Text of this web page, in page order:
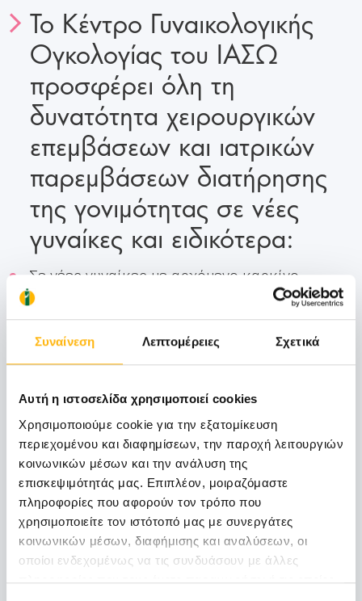
Συναίνεση Λεπτομέρειες Σχετικά
Αυτή η ιστοσελίδα χρησιμοποιεί cookies
Χρησιμοποιούμε cookie για την εξατομίκευση
περιεχομένου και διαφημίσεων, την παροχή λειτουργιών
κοινωνικών μέσων και την ανάλυση της
επισκεψιμότητάς μας. Επιπλέον, μοιραζόμαστε
πληροφορίες που αφορούν τον τρόπο που
χρησιμοποιείτε τον ιστότοπό μας με συνεργάτες
κοινωνικών μέσων, διαφήμισης και αναλύσεων, οι
οποίοι ενδεχομένως να τις συνδυάσουν με άλλες
πληροφορίες που τους έχετε παραχωρήσει ή τις οποίες
Το Κέντρο Γυναικολογικής
Ογκολογίας του ΙΑΣΩ
προσφέρει όλη τη
δυνατότητα χειρουργικών
επεμβάσεων και ιατρικών
παρεμβάσεων διατήρησης
της γονιμότητας σε νέες
γυναίκες και ειδικότερα:
Σε νέες γυναίκες με αρχόμενο καρκίνο
τραχήλου μήτρας δίνεται η δυνατότητα
διατήρησης της γονιμότητας με τις
επεμβάσεις κωνοειδούς εκτομής τραχήλου,
τραχηλεκτομής και ριζικής τραχηλεκτομής.
Σε νέες γυναίκες αναπαραγωγικής ηλικίας με
αρχόμενο καρκίνο του ενδομητρίου και υπό
συγκεκριμένες προϋποθέσεις δίνεται η
δυνατότητα συντηρητικής αντιμετώπισης της
νόσου με φαρμακευτική αγωγή.
Σε νέες γυναίκες με αρχόμενο καρκίνο των
ωοθηκών και κάτω από αυστηρά ιατρικά
κριτήρια επιλογής δίνεται η δυνατότητα